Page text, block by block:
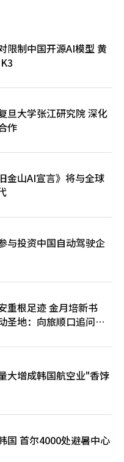
也于去年
，致力于为有意在韩国
样具备多语言翻译功能，并
业能够遴选到值得信赖的人
语言、学历、简历、韩语
员则可通过地区、签证类
行精准筛选，从而高效锁定
还与签证代理服务平
企业提供一站式就业签证代
人中，就业者达101万
易协会去年实施的《外国留
，77.9%的留学生表示希望
成为制约其求职之路的绊脚
务复杂的挑战。Klick致力
，旨在为外籍求职者提供更
限制中国开源AI模型 黄
旦大学张江研究院 深化
作
金山AI宣言》将与全球
与投资中国自动驾驶企
重根足迹 金月培新书
圣地：向旅顺口追问历
大增成韩国航空业"香饽
国 首尔4000处避暑中心